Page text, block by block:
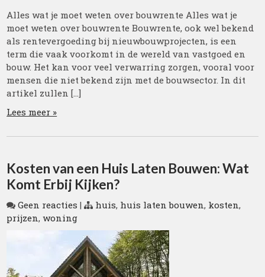
Alles wat je moet weten over bouwrente Alles wat je
moet weten over bouwrente Bouwrente, ook wel bekend
als rentevergoeding bij nieuwbouwprojecten, is een
term die vaak voorkomt in de wereld van vastgoed en
bouw. Het kan voor veel verwarring zorgen, vooral voor
mensen die niet bekend zijn met de bouwsector. In dit
artikel zullen […]
Lees meer »
Kosten van een Huis Laten Bouwen: Wat
Komt Erbij Kijken?
Geen reacties | huis, huis laten bouwen, kosten,
prijzen,woning